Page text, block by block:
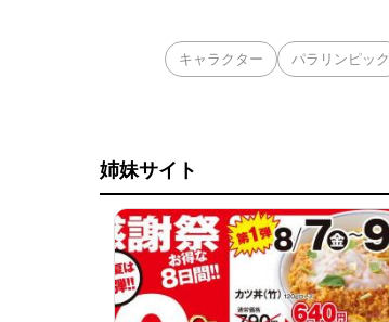
キャラクター パラリンピック
姉妹サイト